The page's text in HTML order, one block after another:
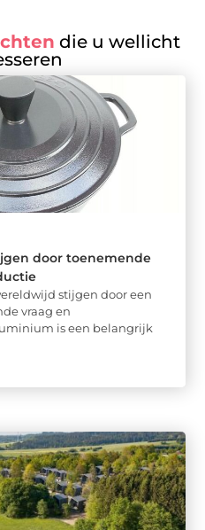
die u wellicht
door toenemende
stijgen door een
vraag en
is een belangrijk